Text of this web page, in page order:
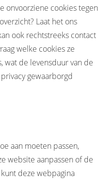
onvoorziene cookies tegen
Laat het ons
ook rechtstreeks contact
welke cookies ze
wat de levensduur van de
gewaarborgd
aan moeten passen,
website aanpassen of de
deze webpagina